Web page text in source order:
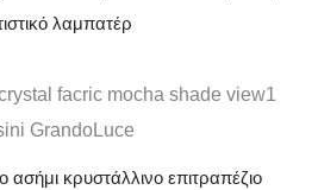
λαμπατέρ
κρυστάλλινο επιτραπέζιο